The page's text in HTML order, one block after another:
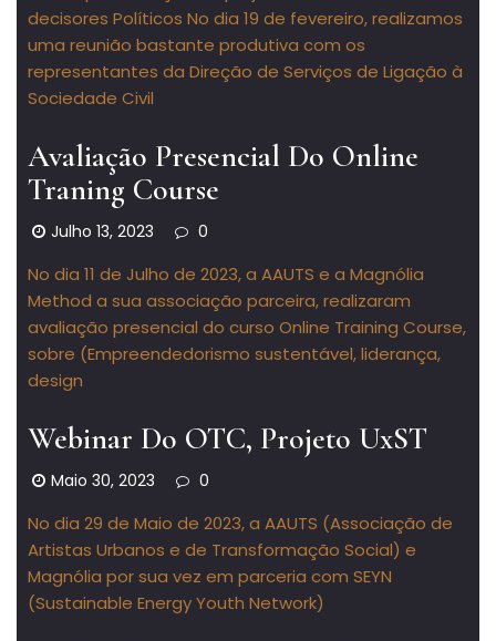
decisores Políticos No dia 19 de fevereiro, realizamos
uma reunião bastante produtiva com os
representantes da Direção de Serviços de Ligação à
Sociedade Civil
Avaliação Presencial Do Online
Traning Course
Julho 13, 2023 0
No dia 11 de Julho de 2023, a AAUTS e a Magnólia
Method a sua associação parceira, realizaram
avaliação presencial do curso Online Training Course,
sobre (Empreendedorismo sustentável, liderança,
design
Webinar Do OTC, Projeto UxST
Maio 30, 2023 0
No dia 29 de Maio de 2023, a AAUTS (Associação de
Artistas Urbanos e de Transformação Social) e
Magnólia por sua vez em parceria com SEYN
(Sustainable Energy Youth Network)